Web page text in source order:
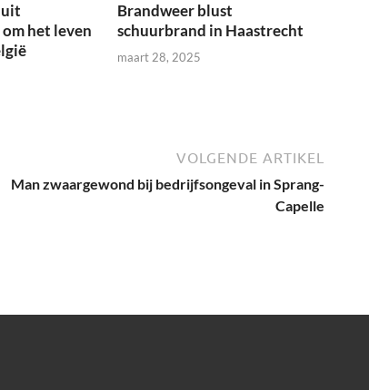
het leven
Brandweer blust
schuurbrand in Haastrecht
maart 28, 2025
VOLGENDE ARTIKEL
Man zwaargewond bij bedrijfsongeval in Sprang-
Capelle